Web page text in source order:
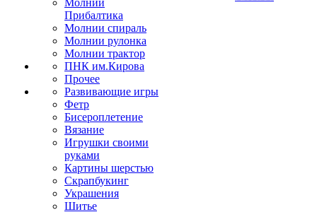
Молнии
Прибалтика
Молнии спираль
Молнии рулонка
Молнии трактор
ПНК им.Кирова
Прочее
Развивающие игры
Фетр
Бисероплетение
Вязание
Игрушки своими
руками
Картины шерстью
Скрапбукинг
Украшения
Шитье